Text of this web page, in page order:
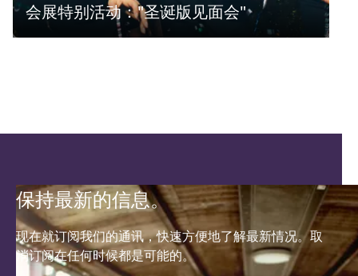
会展特别活动："圣诞版见面会"
保持最新的信息。
现在就订阅我们的通讯，快速方便地了解最新情况。取
消订阅在任何时候都是可能的。